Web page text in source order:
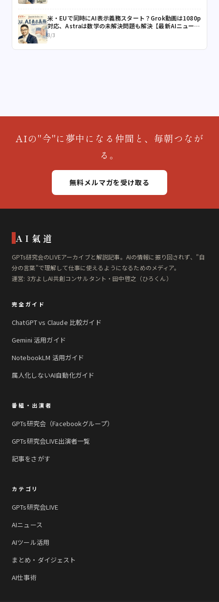
米・EUで同時にAI表示義務スタート？Grok動画は1080p
対応、Astraは数学の未解決問題も解決【最新AIニュース
解説】2026年8月3日号
8/3
AIの"今"に夢中になる仲間と、毎朝つなが
る。
無料メルマガを受け取る
AI氣道
GPTs研究会のLIVEアーカイブと解説記事。AIの情報に振り回されず、"自
分の言葉"で理解して仕事に使えるようになるためのメディア。
運営: 3方よしAI共創コンサルタント・田中啓之（ひろくん）
完全ガイド
ChatGPT vs Claude 比較ガイド
Gemini 活用ガイド
NotebookLM 活用ガイド
属人化しないAI自動化ガイド
番組・出演者
GPTs研究会（Facebookグループ）
GPTs研究会LIVE出演者一覧
記事をさがす
カテゴリ
GPTs研究会LIVE
AIニュース
AIツール活用
まとめ・ダイジェスト
AI仕事術